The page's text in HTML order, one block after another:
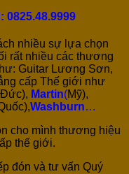
0825.48.9999
nhiều sự lựa chọn
rất nhiều các thương
Guitar Lương Sơn,
cấp Thế giới như
Martin(Mỹ),
Washburn…
cho mình thương hiệu
thế giới.
đón và tư vấn Quý